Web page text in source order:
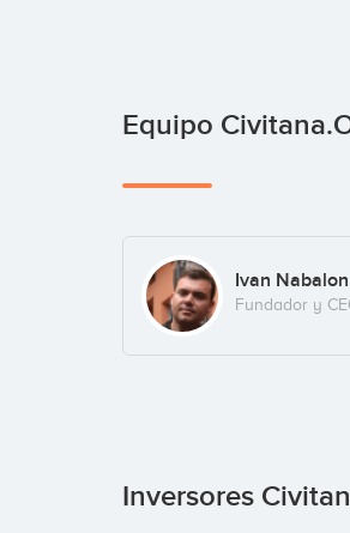
Equipo
Ivan Nabalon
Fundador y
Inversores